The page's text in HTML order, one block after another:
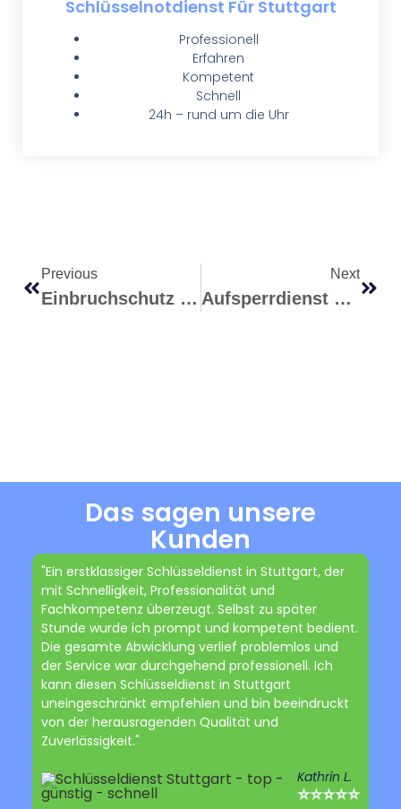
Schlüsselnotdienst Für Stuttgart
Professionell
Erfahren
Kompetent
Schnell
24h – rund um die Uhr
Previous
Einbruchschutz Stuttgart – Die 10 Größten Irrtümer Über Einbruchschutz Im Alltag
Next
Aufsperrdienst Stuttgart – Der Moment, In Dem Die Tür Ins Schloss Fällt: Warum Uns Ausgesperrt Sein So Stresst
Das sagen unsere
Kunden
"Ein erstklassiger Schlüsseldienst in Stuttgart, der
mit Schnelligkeit, Professionalität und
Fachkompetenz überzeugt. Selbst zu später
Stunde wurde ich prompt und kompetent bedient.
Die gesamte Abwicklung verlief problemlos und
der Service war durchgehend professionell. Ich
kann diesen Schlüsseldienst in Stuttgart
uneingeschränkt empfehlen und bin beeindruckt
von der herausragenden Qualität und
Zuverlässigkeit."
Kathrin L.
⭐⭐⭐⭐⭐